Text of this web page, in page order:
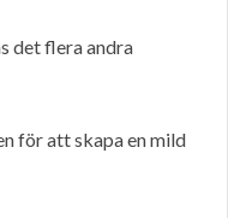
det flera andra
för att skapa en mild